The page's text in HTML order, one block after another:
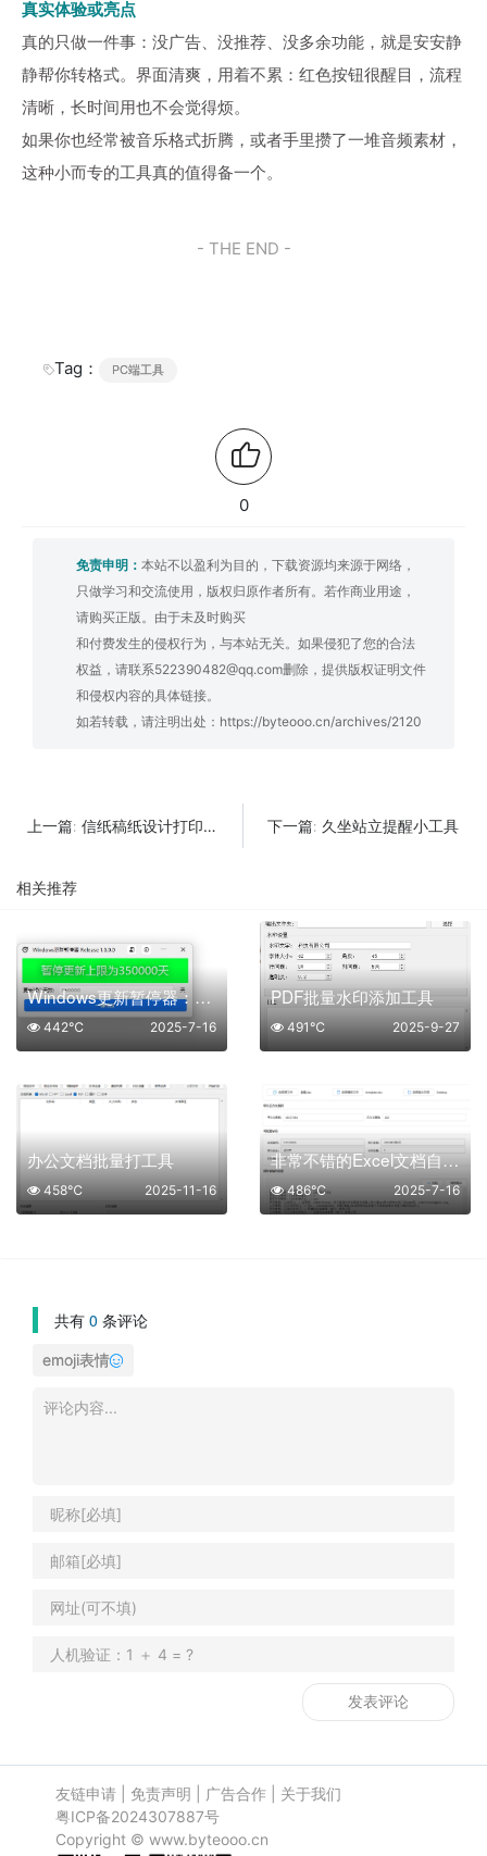
真实体验或亮点
真的只做一件事：没广告、没推荐、没多余功能，就是安安静
静帮你转格式。界面清爽，用着不累：红色按钮很醒目，流程
清晰，长时间用也不会觉得烦。
如果你也经常被音乐格式折腾，或者手里攒了一堆音频素材，
这种小而专的工具真的值得备一个。
- THE END -
Tag： PC端工具
0
免责申明： 本站不以盈利为目的，下载资源均来源于网络，
只做学习和交流使用，版权归原作者所有。若作商业用途，
请购买正版。由于未及时购买
和付费发生的侵权行为，与本站无关。如果侵犯了您的合法
权益，请联系522390482@qq.com删除，提供版权证明文件
和侵权内容的具体链接。
如若转载，请注明出处： https://byteooo.cn/archives/2120
上一篇: 信纸稿纸设计打印工具 下一篇: 久坐站立提醒小工具
相关推荐
Windows更新暂停器：让系统更新不再烦心！
2025-7-16
442℃
PDF批量水印添加工具
2025-9-27
491℃
办公文档批量打工具
2025-11-16
458℃
非常不错的Excel文档自动化处理工具
2025-7-16
486℃
共有 0 条评论
emoji表情
友链申请| 免责声明 广告合作| 关于我们
粤ICP备2024307887号
Copyright © www.byteooo.cn